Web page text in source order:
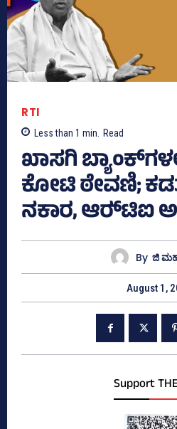
RTI
Less than 1 min. Read
ಖಾಸಗಿ
ಕೋಟಿ ಠೇವಣಿ;
ನಕಾರ, ಆರ್‍‌ಟಿಐ
By ಜಿ
August 1,
Support